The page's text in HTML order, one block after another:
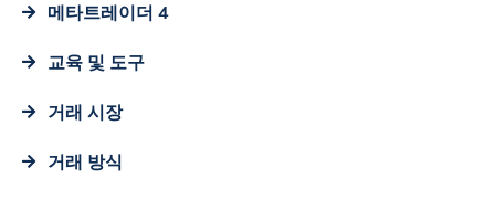
메타트레이더 4
교육 및 도구
거래 시장
거래 방식